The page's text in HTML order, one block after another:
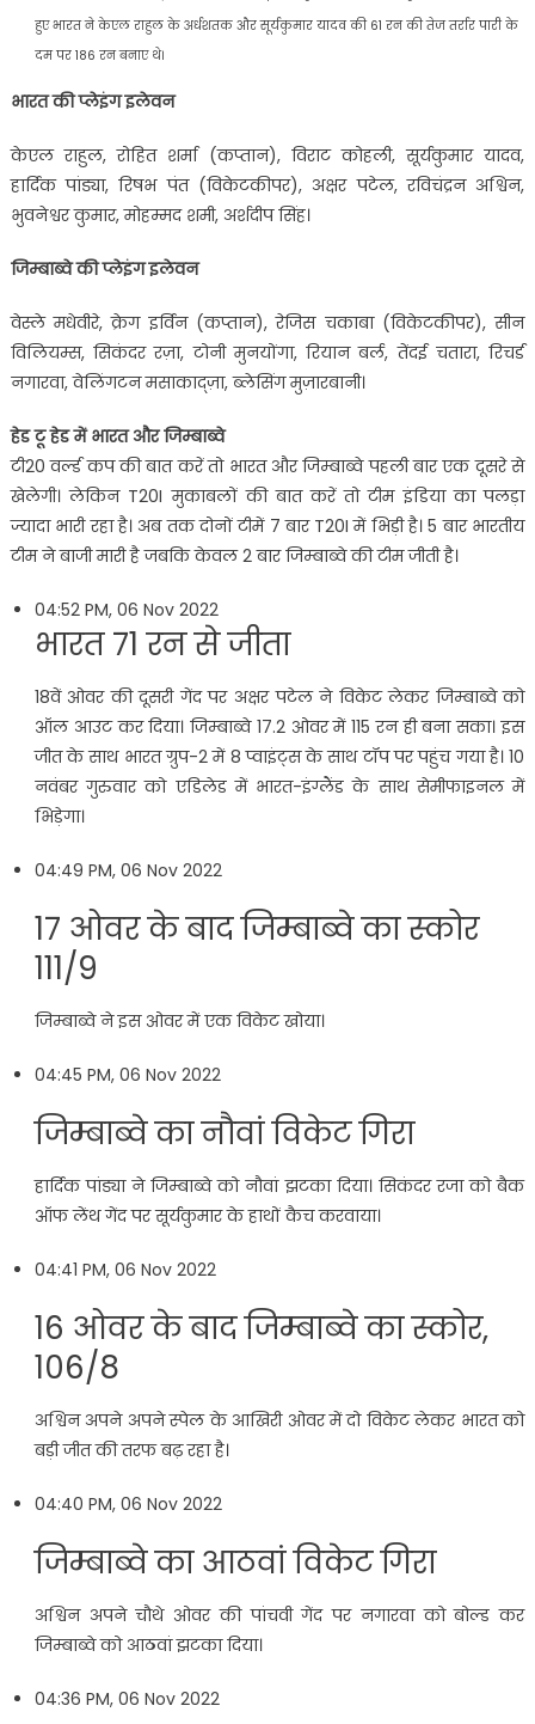
हुए भारत ने केएल राहुल के अर्धशतक और सूर्यकुमार यादव की 61 रन की तेज तर्रार पारी के
दम पर 186 रन बनाए थे।
भारत की प्लेइंग इलेवन
केएल राहुल, रोहित शर्मा (कप्तान), विराट कोहली, सूर्यकुमार यादव,
हार्दिक पांड्या, रिषभ पंत (विकेटकीपर), अक्षर पटेल, रविचंद्रन अश्विन,
भुवनेश्वर कुमार, मोहम्मद शमी, अर्शदीप सिंह।
जिम्बाब्वे की प्लेइंग इलेवन
वेस्ले मधेवीरे, क्रेग इर्विन (कप्तान), रेजिस चकाबा (विकेटकीपर), सीन
विलियम्स, सिकंदर रज़ा, टोनी मुनयोंगा, रियान बर्ल, तेंदई चतारा, रिचर्ड
नगारवा, वेलिंगटन मसाकाद्ज़ा, ब्लेसिंग मुज़ारबानी।
हेड टू हेड में भारत और जिम्बाब्वे
टी20 वर्ल्ड कप की बात करें तो भारत और जिम्बाब्वे पहली बार एक दूसरे से
खेलेगी। लेकिन T20I मुकाबलों की बात करें तो टीम इंडिया का पलड़ा
ज्यादा भारी रहा है। अब तक दोनों टीमें 7 बार T20I में भिड़ी है। 5 बार भारतीय
टीम ने बाजी मारी है जबकि केवल 2 बार जिम्बाब्वे की टीम जीती है।
04:52 PM, 06 Nov 2022
भारत 71 रन से जीता
18वें ओवर की दूसरी गेंद पर अक्षर पटेल ने विकेट लेकर जिम्बाब्वे को
ऑल आउट कर दिया। जिम्बाब्वे 17.2 ओवर में 115 रन ही बना सका। इस
जीत के साथ भारत ग्रुप-2 में 8 प्वाइंट्स के साथ टॉप पर पहुंच गया है। 10
नवंबर गुरुवार को एडिलेड में भारत-इंग्लैंड के साथ सेमीफाइनल में
भिड़ेगा।
04:49 PM, 06 Nov 2022
17 ओवर के बाद जिम्बाब्वे का स्कोर
111/9
जिम्बाब्वे ने इस ओवर में एक विकेट खोया।
04:45 PM, 06 Nov 2022
जिम्बाब्वे का नौवां विकेट गिरा
हार्दिक पांड्या ने जिम्बाब्वे को नौवां झटका दिया। सिकंदर रजा को बैक
ऑफ लेंथ गेंद पर सूर्यकुमार के हाथों कैच करवाया।
04:41 PM, 06 Nov 2022
16 ओवर के बाद जिम्बाब्वे का स्कोर,
106/8
अश्विन अपने अपने स्पेल के आखिरी ओवर में दो विकेट लेकर भारत को
बड़ी जीत की तरफ बढ़ रहा है।
04:40 PM, 06 Nov 2022
जिम्बाब्वे का आठवां विकेट गिरा
अश्विन अपने चौथे ओवर की पांचवी गेंद पर नगारवा को बोल्ड कर
जिम्बाब्वे को आठवां झटका दिया।
04:36 PM, 06 Nov 2022